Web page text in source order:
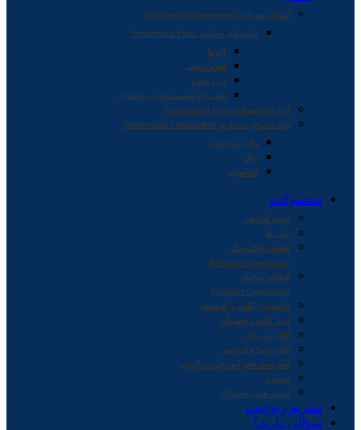
قطعات معماری Architectural Components
سازه های معماری Architectural Parts
آجرها
اقلام تزئینی
در و پنجره
تجهیزات هوشمندسازی ساختمان
ابزارهای معماری Architectural Tools
مواد مصرفی معماری Architectural Consumables
ملات ساختمانی
رنگ
فنداسیون
محصولات
صنایع آموزشی
ربات ها
قطعات الکترونیک
Electronic Components
قطعات مکانیک
Mechanic Components
خلاقیت اریگامی و کاردستی
ابزار آلات و تجهیزات
اقلام مصرفی
کتاب و منابع آموزشی
همه بسته های آموزشی-سرگرمی
معماری
لیست همه محصولات
نشریه ربوچیپ
سوالی دارید؟